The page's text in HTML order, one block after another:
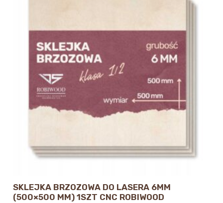
SKLEJKA BRZOZOWA DO LASERA 6MM
(500×500 MM) 1SZT CNC ROBIWOOD